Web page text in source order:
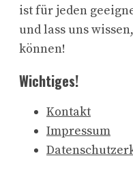
ist für jeden
und lass uns
können!
Wichtiges!
Kontakt
Impressum